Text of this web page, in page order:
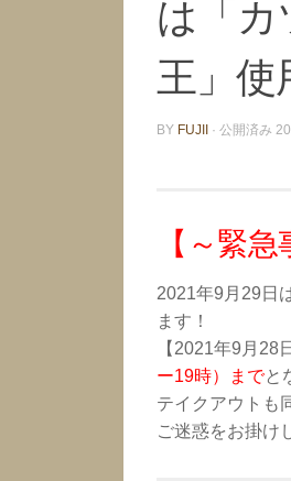
は「カ
王」使
BY FUJII · 公開済み
【～緊
2021年9月29日
ます！
【2021年9月28
ー19時）までと
テイクアウトも
ご迷惑をお掛け